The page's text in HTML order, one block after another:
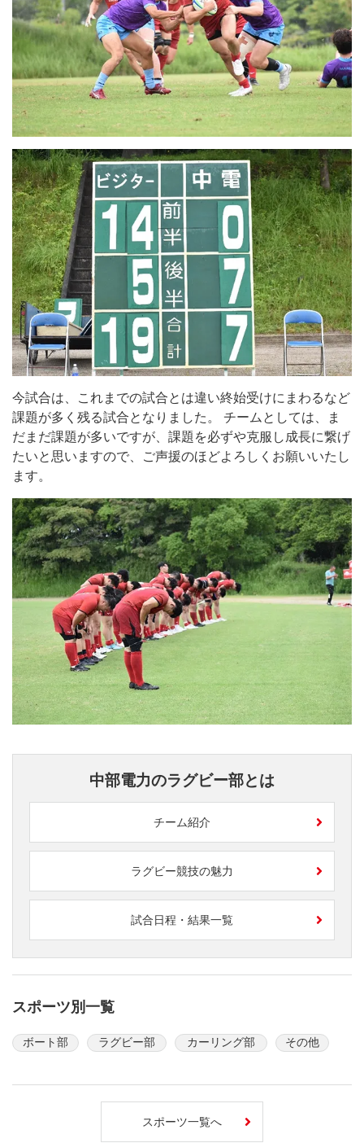
今試合は、これまでの試合とは違い終始受けにまわるなど
課題が多く残る試合となりました。 チームとしては、ま
だまだ課題が多いですが、課題を必ずや克服し成長に繋げ
たいと思いますので、ご声援のほどよろしくお願いいたし
ます。
中部電力のラグビー部とは
チーム紹介
ラグビー競技の魅力
試合日程・結果一覧
スポーツ別一覧
ボート部 ラグビー部 カーリング部 その他
スポーツ一覧へ